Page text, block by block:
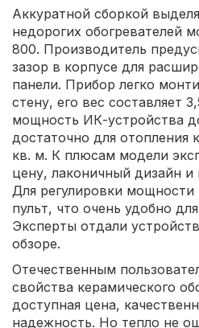
Аккуратной сборкой
недорогих обогревателей
800. Производитель
зазор в корпусе для
панели. Прибор легко
стену, его вес составляет
мощность ИК-устройства
достаточно для
кв. м. К плюсам модели
цену, лаконичный дизайн и
Для регулировки мощности
пульт, что очень удобно
Эксперты отдали
обзоре.
Отечественным
свойства керамического
доступная цена,
надежность. Но тепло не